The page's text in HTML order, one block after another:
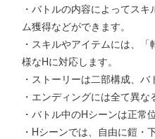
・バトルの内容によってス
ム獲得などができます。
・スキルやアイテムには、
様なHに対応します。
・ストーリーは二部構成、
・エンディングには全て異
・バトル中のHシーンは正
・Hシーンでは、自由に鎧